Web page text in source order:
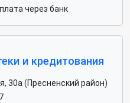
через банк
и кредитования
30а (Пресненский район)